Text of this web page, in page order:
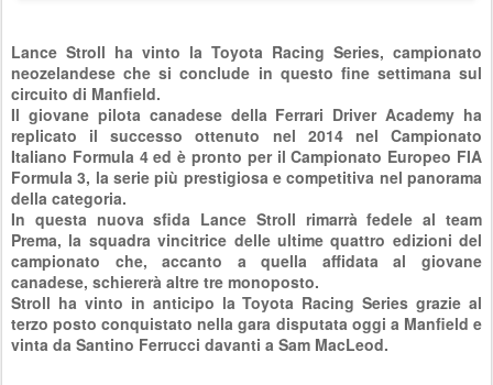
Lance Stroll ha vinto la Toyota Racing Series, campionato
neozelandese che si conclude in questo fine settimana sul
circuito di Manfield.
Il giovane pilota canadese della Ferrari Driver Academy ha
replicato il successo ottenuto nel 2014 nel Campionato
Italiano Formula 4 ed è pronto per il Campionato Europeo FIA
Formula 3, la serie più prestigiosa e competitiva nel panorama
della categoria.
In questa nuova sfida Lance Stroll rimarrà fedele al team
Prema, la squadra vincitrice delle ultime quattro edizioni del
campionato che, accanto a quella affidata al giovane
canadese, schiererà altre tre monoposto.
Stroll ha vinto in anticipo la Toyota Racing Series grazie al
terzo posto conquistato nella gara disputata oggi a Manfield e
vinta da Santino Ferrucci davanti a Sam MacLeod.